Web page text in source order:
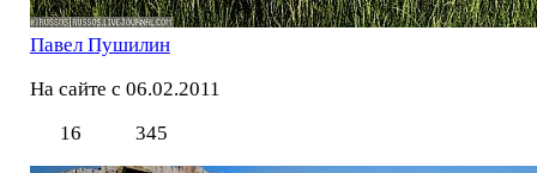
Павел Пушилин
На сайте с 06.02.2011
16
345